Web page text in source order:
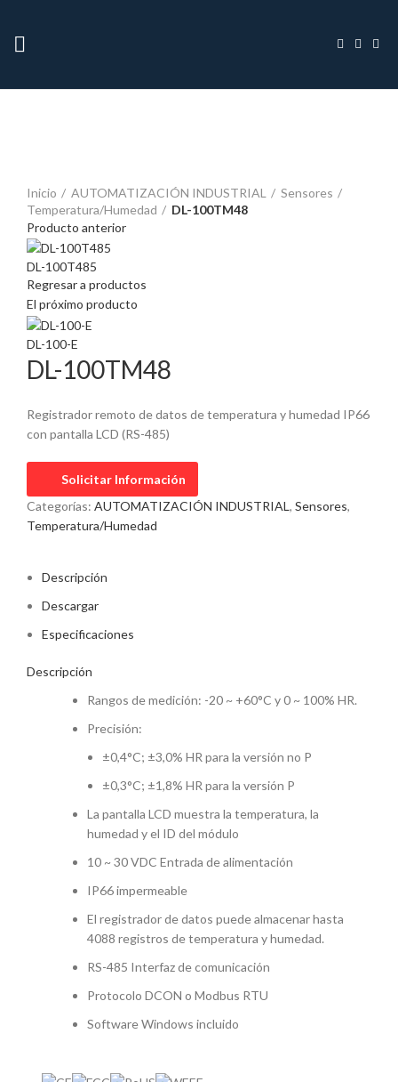
Inicio AUTOMATIZACIÓN INDUSTRIAL
Sensores
Temperatura/Humedad
DL-100TM48
Producto anterior
DL-100T485
Regresar a productos
El próximo producto
DL-100-E
DL-100TM48
Registrador remoto de datos de temperatura y humedad IP66
con pantalla LCD (RS-485)
Solicitar Información
Categorías: AUTOMATIZACIÓN INDUSTRIAL , Sensores,
Temperatura/Humedad
Descripción
Descargar
Especificaciones
Descripción
Rangos de medición: -20 ~ +60°C y 0 ~ 100% HR.
Precisión:
±0,4°C; ±3,0% HR para la versión no P
±0,3°C; ±1,8% HR para la versión P
La pantalla LCD muestra la temperatura, la
humedad y el ID del módulo
10 ~ 30 VDC Entrada de alimentación
IP66 impermeable
El registrador de datos puede almacenar hasta
4088 registros de temperatura y humedad.
RS-485 Interfaz de comunicación
Protocolo DCON o Modbus RTU
Software Windows incluido